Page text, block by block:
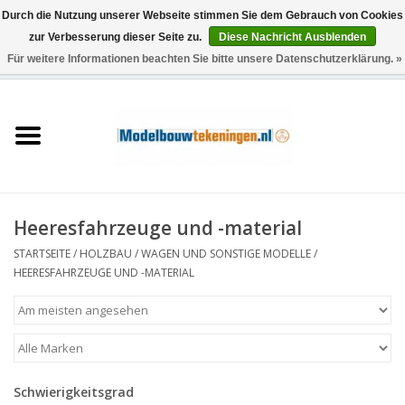
0 Artikel - €0,00
Schiffe
Holzbau
Maschinen
Dokumentation
Heeresfahrzeuge und -material
STARTSEITE/ HOLZBAU /WAGEN UND SONSTIGE MODELLE/
HEERESFAHRZEUGE UND -MATERIAL
Schwierigkeitsgrad
Durch die Nutzung unserer Webseite stimmen Sie dem Gebrauch von Cookies
zur Verbesserung dieser Seite zu.
Diese Nachricht Ausblenden
Für weitere Informationen beachten Sie bitte unsere Datenschutzerklärung. »